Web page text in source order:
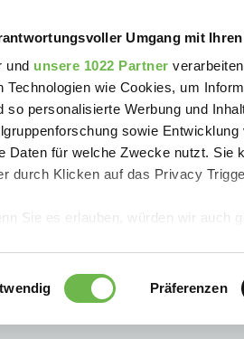
Umgang mit
und unsere 1022 Partner
Technologien wie Cookies, um
so personalisierte Werbung und
sowie
Daten für welche Zwecke nutzt. Sie
durch Klicken auf das Privacy
Sie es erlauben, würden wir auch
Ihr Gerät durch aktives Scannen
Präferenzen